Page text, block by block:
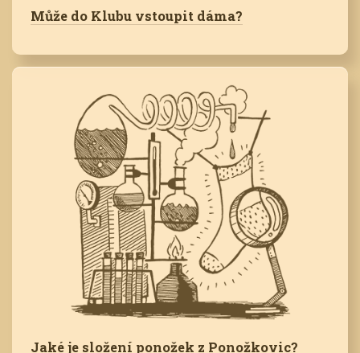
Může do Klubu vstoupit dáma?
Jaké je složení ponožek z Ponožkovic?